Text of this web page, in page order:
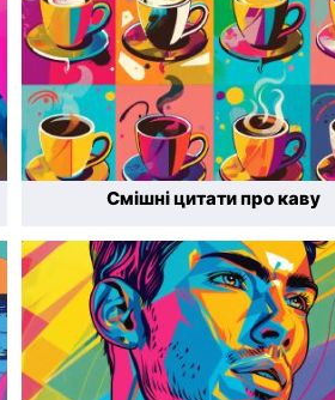
Смішні цитати про каву